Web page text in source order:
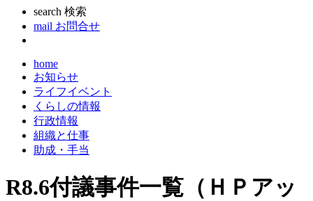
search 検索
mail お問合せ
home
お知らせ
ライフイベント
くらしの情報
行政情報
組織と仕事
助成・手当
R8.6付議事件一覧（ＨＰアッ